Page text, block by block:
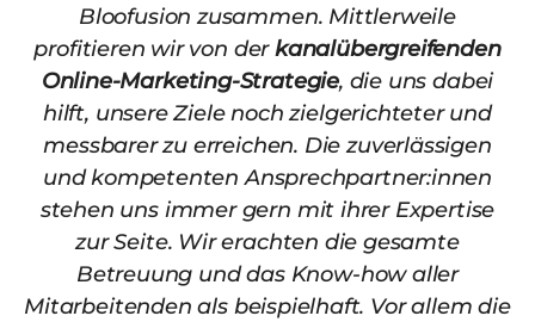
Bloofusion zusammen. Mittlerweile
profitieren wir von derkanalübergreifenden
Online-Marketing-Strategie, die uns dabei
hilft, unsere Ziele noch zielgerichteter und
messbarer zu erreichen. Die zuverlässigen
und kompetenten Ansprechpartner:innen
stehen uns immer gern mit ihrer Expertise
zur Seite. Wir erachten die gesamte
Betreuung und das Know-how aller
Mitarbeitenden als beispielhaft. Vor allem die